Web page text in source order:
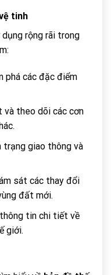
tinh
rộng rãi trong
phá các đặc điểm
theo dõi các cơn
giao thông và
sát các thay đổi
đất mới.
tin chi tiết về
giới.